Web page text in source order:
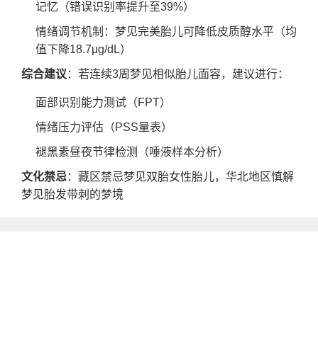
记忆（错误识别率提升至39%）
情绪调节机制：梦见完美胎儿可降低皮质醇水平（均
值下降18.7μg/dL）
综合建议 ：若连续3周梦见相似胎儿面容，建议进行：
面部识别能力测试（FPT）
情绪压力评估（PSS量表）
褪黑素昼夜节律检测（唾液样本分析）
文化禁忌：藏区禁忌梦见双胎女性胎儿，华北地区慎解
梦见胎发带刺的梦境